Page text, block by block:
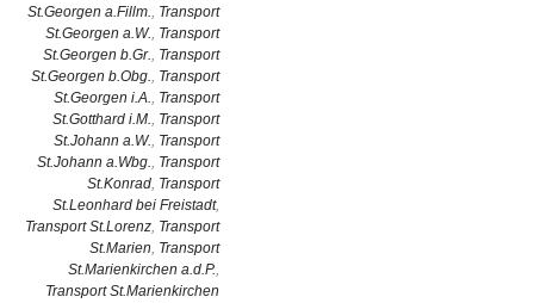
St.Georgen a.Fillm., Transport
St.Georgen a.W., Transport
St.Georgen b.Gr., Transport
St.Georgen b.Obg., Transport
St.Georgen i.A., Transport
St.Gotthard i.M., Transport
St.Johann a.W., Transport
St.Johann a.Wbg., Transport
St.Konrad, Transport
St.Leonhard bei Freistadt,
Transport St.Lorenz, Transport
St.Marien, Transport
St.Marienkirchen a.d.P.,
Transport St.Marienkirchen